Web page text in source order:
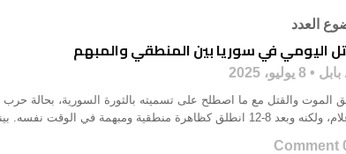
العدد
اليومي في سوريا بين المنطقي والمبهم
بابل 8 يوليو، 2025
الموت والقتل مع ما اصطلح على تسميته بالثورة السورية، بحالة
8-12 انطلق كظاهرة منطقية ومبهمة في الوقت نفسه. بينما تتفاخر ...
0